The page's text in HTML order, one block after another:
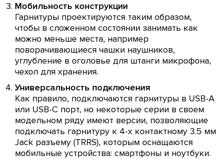
Мобильность конструкции
Гарнитуры проектируются таким образом,
чтобы в сложенном состоянии занимать как
можно меньше места, например
поворачивающиеся чашки наушников,
углубление в оголовье для штанги микрофона,
чехол для хранения.
Универсальность подключения
Как правило, подключаются гарнитуры в USB-A
или USB-C порт, но некоторые серии в своем
модельном ряду имеют версии, позволяющие
подключать гарнитуру к 4-х контактному 3.5 мм
Jack разъему (TRRS), которым оснащаются
мобильные устройства: смартфоны и ноутбуки.